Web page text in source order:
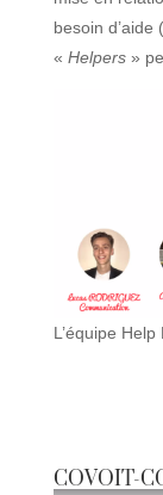
besoin
« Helpers»
L’équipe Help
COVOIT-